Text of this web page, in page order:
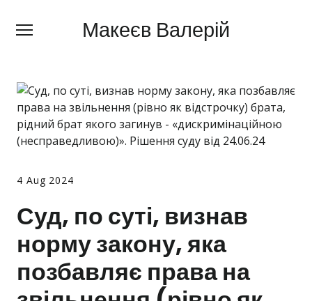
Макеєв Валерій
Макеєв Валерій
Про мене
Сфери діяльності
Правила
Блог
Контакти
Про мобілізацію
4 Aug 2024
Суд, по суті, визнав
норму закону, яка
позбавляє права на